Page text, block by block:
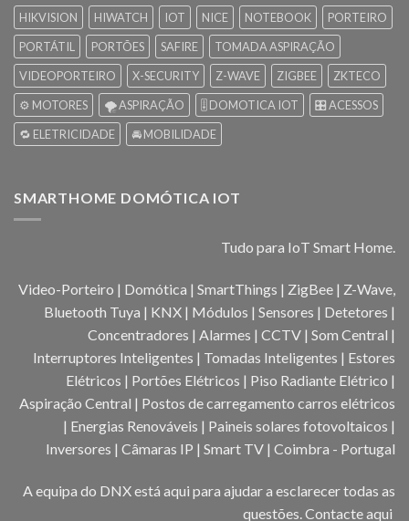
HIKVISION
HIWATCH IOT NICE NOTEBOOK
PORTEIRO
PORTÁTIL
PORTÕES SAFIRE
TOMADA ASPIRAÇÃO
VIDEOPORTEIRO
X-SECURITY Z-WAVE ZIGBEE
ZKTECO
⚙️ MOTORES
🌪️ ASPIRAÇÃO 🎚️ DOMOTICA IOT
🎛️ ACESSOS
🔁 ELETRICIDADE
🚘 MOBILIDADE
SMARTHOME DOMÓTICA IOT
Tudo para IoT Smart Home.
Video-Porteiro | Domótica | SmartThings | ZigBee | Z-Wave,
Bluetooth Tuya | KNX | Módulos | Sensores | Detetores |
Concentradores | Alarmes | CCTV | Som Central |
Interruptores Inteligentes | Tomadas Inteligentes | Estores
Elétricos | Portões Elétricos | Piso Radiante Elétrico |
Aspiração Central | Postos de carregamento carros elétricos
| Energias Renováveis | Paineis solares fotovoltaicos |
Inversores | Câmaras IP | Smart TV | Coimbra - Portugal
A equipa do DNX está aqui para ajudar a esclarecer todas as
questões. Contacte aqui